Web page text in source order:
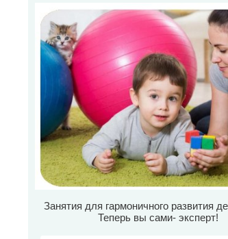
Занятия для гармоничного развития
Теперь вы сами- эксперт!